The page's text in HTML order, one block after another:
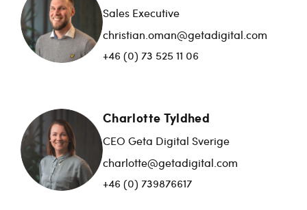
Sales Executive
christian.oman@getadigital.com
+46 (0) 73 525 11 06
Charlotte Tyldhed
CEO Geta Digital Sverige
charlotte@getadigital.com
+46 (0) 739876617